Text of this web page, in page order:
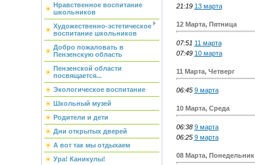
Нравственное воспитание
школьников
Художественно-эстетическое
воспитание школьников
Добро пожаловать в
Пензенскую область
Пензенской области
посвящается...
Экологическое воспитание
Школьный музей
Родители и дети
Дни открытых дверей
А вот так мы отдыхаем
Ура! Каникулы!
21:19 13 марта
12 Марта, Пятница
07:51 11 марта
07:49 10 марта
11 Марта, Четверг
06:45 9 марта
10 Марта, Среда
06:38 9 марта
06:25 9 марта
08 Марта, Понедельник